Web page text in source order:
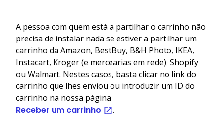
A pessoa com quem está a partilhar o carrinho não
precisa de instalar nada se estiver a partilhar um
carrinho da Amazon, BestBuy, B&H Photo, IKEA,
Instacart, Kroger (e mercearias em rede), Shopify
ou Walmart. Nestes casos, basta clicar no link do
carrinho que lhes enviou ou introduzir um ID do
carrinho na nossa página
Receber um carrinho .